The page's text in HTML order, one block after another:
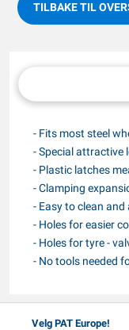
TILBAKE TIL
- Fits most steel
- Special attractive
- Plastic latches
- Clamping
- Easy to clean
- Holes for easier
- Holes for tyre -
- No tools needed
Velg PAT Europe!